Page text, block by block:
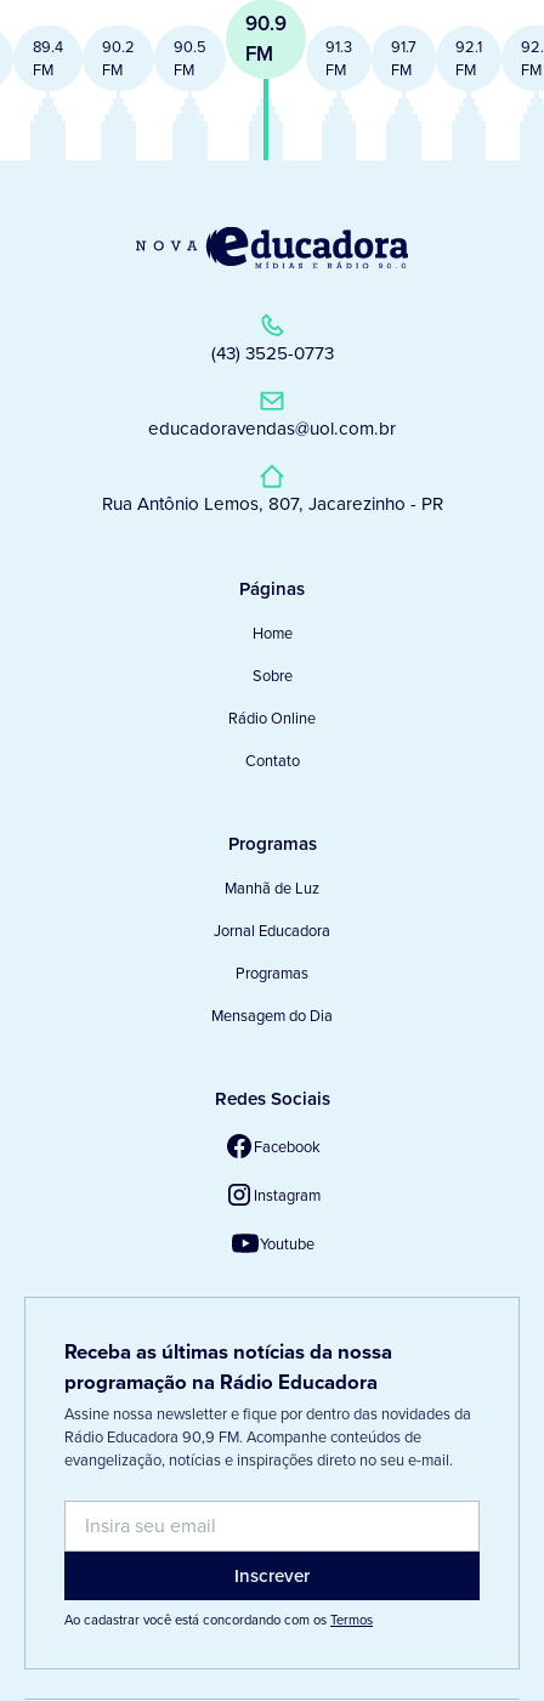
89.4
FM
90.2
FM
90.5
FM
90.9
FM
91.3
FM
91.7
FM
92.1
FM
FM
(43) 3525-0773
educadoravendas@uol.com.br
Rua Antônio Lemos, 807, Jacarezinho - PR
Páginas
Home
Sobre
Rádio Online
Contato
Programas
Manhã de Luz
Jornal Educadora
Programas
Mensagem do Dia
Redes Sociais
Facebook
Instagram
Youtube
Receba as últimas notícias da nossa
programação na Rádio Educadora
Assine nossa newsletter e fique por dentro das novidades da
Rádio Educadora 90,9 FM. Acompanhe conteúdos de
evangelização, notícias e inspirações direto no seu e-mail.
Ao cadastrar você está concordando com osTermos